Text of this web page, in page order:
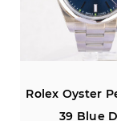
Rolex Oyster
39 Blue